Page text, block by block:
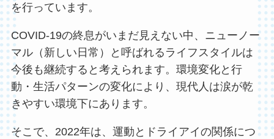
を行っています。
COVID-19の終息がいまだ見えない中、ニューノー
マル（新しい日常）と呼ばれるライフスタイルは
今後も継続すると考えられます。環境変化と行
動・生活パターンの変化により、現代人は涙が乾
きやすい環境下にあります。
そこで、2022年は、運動とドライアイの関係につ